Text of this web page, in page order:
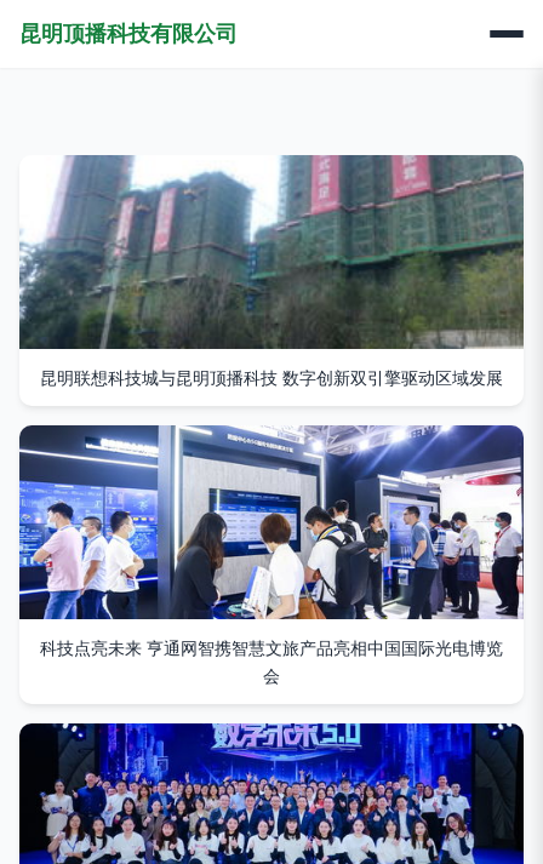
昆明顶播科技有限公司
昆明联想科技城与昆明顶播科技 数字创新双引擎驱动区域发展
科技点亮未来 亨通网智携智慧文旅产品亮相中国国际光电博览
会